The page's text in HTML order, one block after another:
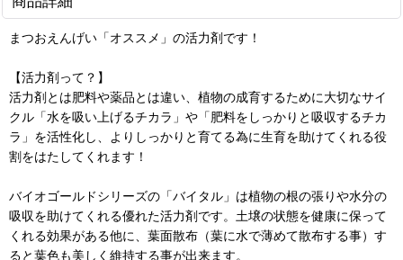
まつおえんげい「オススメ」の活力剤です！
【活力剤って？】
活力剤とは肥料や薬品とは違い、植物の成育するために大切なサイ
クル「水を吸い上げるチカラ」や「肥料をしっかりと吸収するチカ
ラ」を活性化し、よりしっかりと育てる為に生育を助けてくれる役
割をはたしてくれます！
バイオゴールドシリーズの「バイタル」は植物の根の張りや水分の
吸収を助けてくれる優れた活力剤です。土壌の状態を健康に保って
くれる効果がある他に、葉面散布（葉に水で薄めて散布する事）す
ると葉色も美しく維持する事が出来ます。